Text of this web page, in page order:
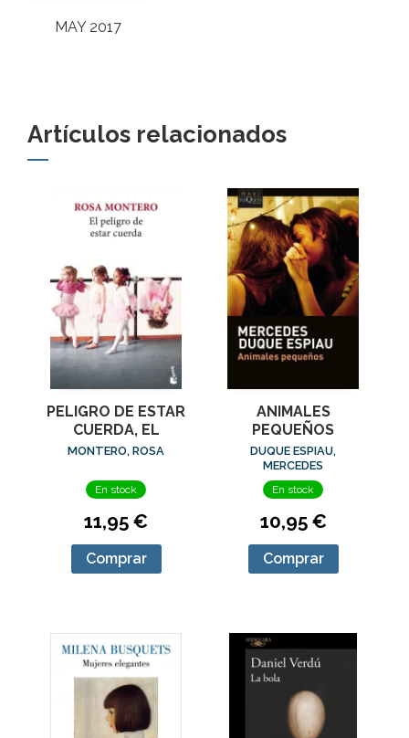
MAY 2017
Artículos relacionados
PELIGRO DE ESTAR
CUERDA, EL
MONTERO, ROSA
En stock
11,95 €
Comprar
ANIMALES
PEQUEÑOS
DUQUE ESPIAU,
MERCEDES
En stock
10,95 €
Comprar